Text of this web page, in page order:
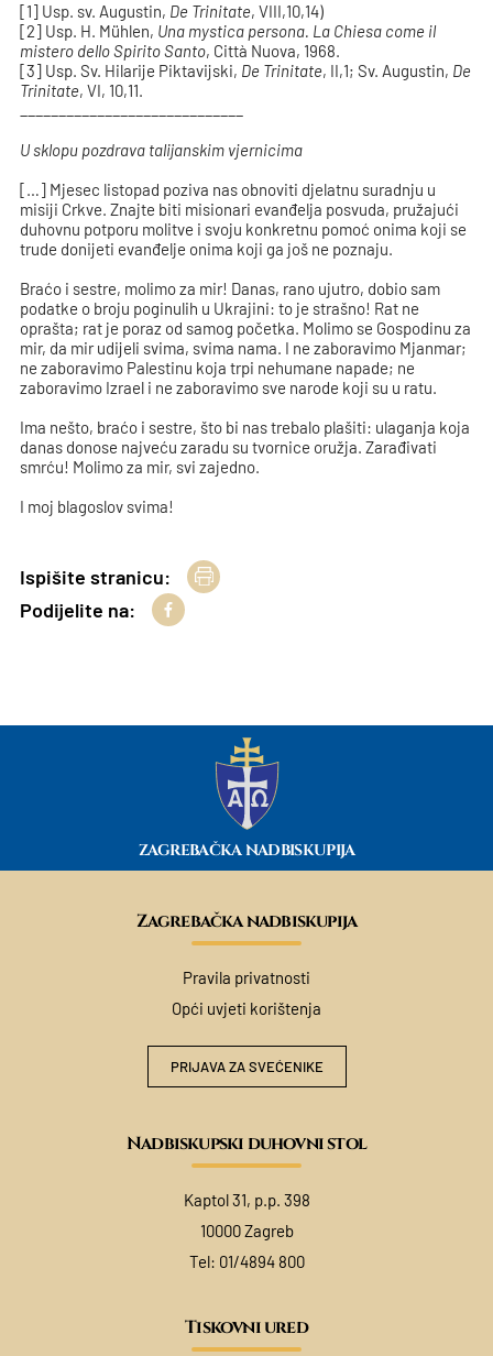
[1] Usp. sv. Augustin, De Trinitate, VIII,10,14)
[2] Usp. H. Mühlen, Una mystica persona. La Chiesa come il
mistero dello Spirito Santo, Città Nuova, 1968.
[3] Usp. Sv. Hilarije Piktavijski, De Trinitate, II,1; Sv. Augustin, De
Trinitate, VI, 10,11.
U sklopu pozdrava talijanskim vjernicima
[…] Mjesec listopad poziva nas obnoviti djelatnu suradnju u
misiji Crkve. Znajte biti misionari evanđelja posvuda, pružajući
duhovnu potporu molitve i svoju konkretnu pomoć onima koji se
trude donijeti evanđelje onima koji ga još ne poznaju.
Braćo i sestre, molimo za mir! Danas, rano ujutro, dobio sam
podatke o broju poginulih u Ukrajini: to je strašno! Rat ne
oprašta; rat je poraz od samog početka. Molimo se Gospodinu za
mir, da mir udijeli svima, svima nama. I ne zaboravimo Mjanmar;
ne zaboravimo Palestinu koja trpi nehumane napade; ne
zaboravimo Izrael i ne zaboravimo sve narode koji su u ratu.
Ima nešto, braćo i sestre, što bi nas trebalo plašiti: ulaganja koja
danas donose najveću zaradu su tvornice oružja. Zarađivati
smrću! Molimo za mir, svi zajedno.
I moj blagoslov svima!
Ispišite stranicu:
Podijelite na:
ZAGREBAČKA NADBISKUPIJA
Zagrebačka nadbiskupija
Pravila privatnosti
Opći uvjeti korištenja
PRIJAVA ZA SVEĆENIKE
Nadbiskupski duhovni stol
Kaptol 31, p.p. 398
10000 Zagreb
Tel: 01/4894 800
Tiskovni ured